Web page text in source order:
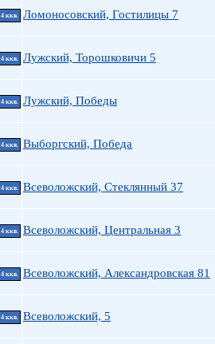
4 ккв. Ломоносовский, Гостилицы 7
4 ккв. Лужский, Торошковичи 5
4 ккв. Лужский, Победы
4 ккв. Выборгский, Победа
4 ккв. Всеволожский, Стеклянный 37
4 ккв. Всеволожский, Центральная 3
4 ккв. Всеволожский, Александровская 81
4 ккв. Всеволожский, 5